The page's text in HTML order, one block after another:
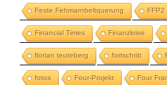
Feste Fehmarnbeltquerung FFP2
Financial Times Finanzkrise
florian teuteberg fortschritt
fotos Four-Projekt Four